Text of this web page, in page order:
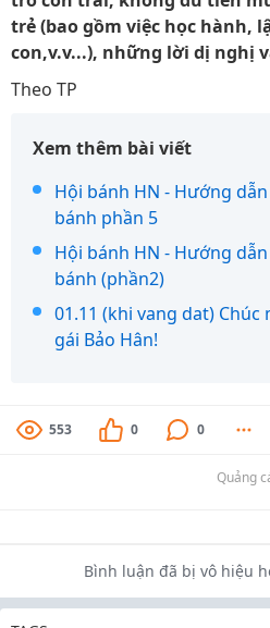
trẻ (bao gồm việc học hành,
con,v.v...), những lời dị nghị
Theo TP
Xem thêm bài viết
Hội bánh HN - Hướng
bánh phần 5
Hội bánh HN - Hướng
bánh (phần2)
01.11 (khi vang dat)
gái Bảo Hân!
553 0 0
Quảng
Bình luận đã bị vô hiệu